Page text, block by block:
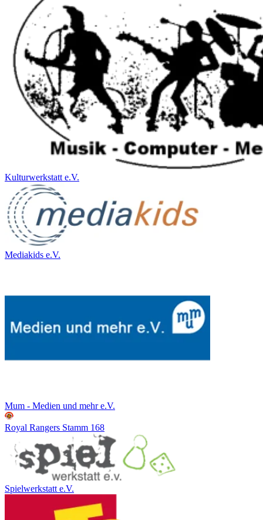
Kulturwerkstatt e.V.
Mediakids e.V.
Mum - Medien und mehr e.V.
Royal Rangers Stamm 168
Spielwerkstatt e.V.